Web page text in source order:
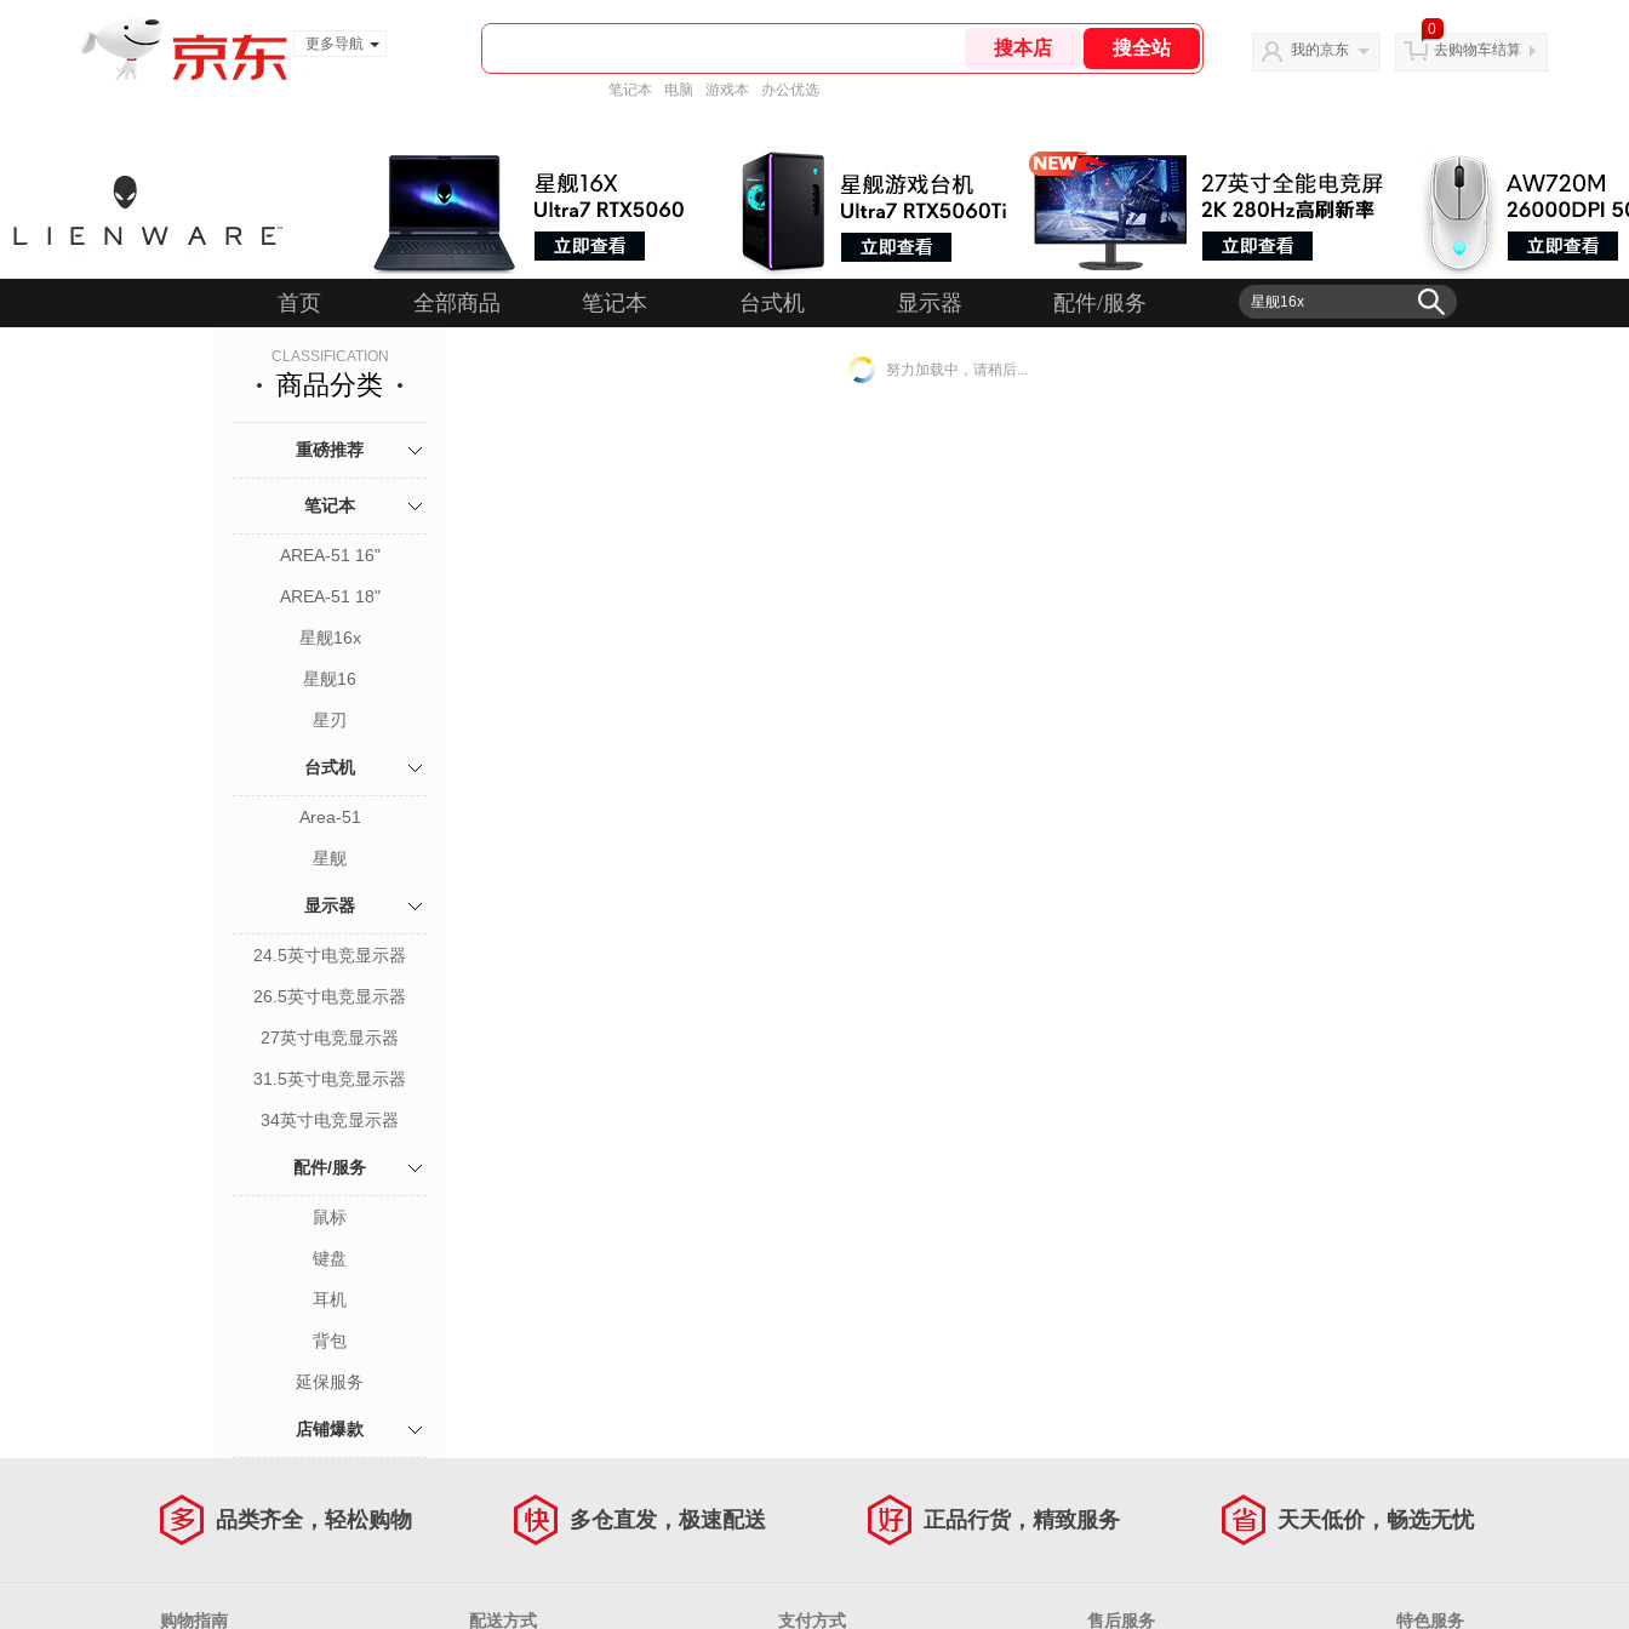
更多导航
笔记本 电脑 游戏本 办公优选
我的京东
0
去购物车结算
首页 全部商品 笔记本 台式机 显示器 配件/服务
CLASSIFICATION
商品分类
重磅推荐
笔记本
AREA-51 16"
AREA-51 18"
星舰16x
星舰16
星刃
台式机
Area-51
星舰
显示器
24.5英寸电竞显示器
26.5英寸电竞显示器
27英寸电竞显示器
31.5英寸电竞显示器
34英寸电竞显示器
配件/服务
鼠标
键盘
耳机
背包
延保服务
店铺爆款
努力加载中，请稍后...
品类齐全，轻松购物 多仓直发，极速配送 正品行货，精致服务 天天低价，畅选无忧
购物指南 配送方式 支付方式 售后服务 特色服务